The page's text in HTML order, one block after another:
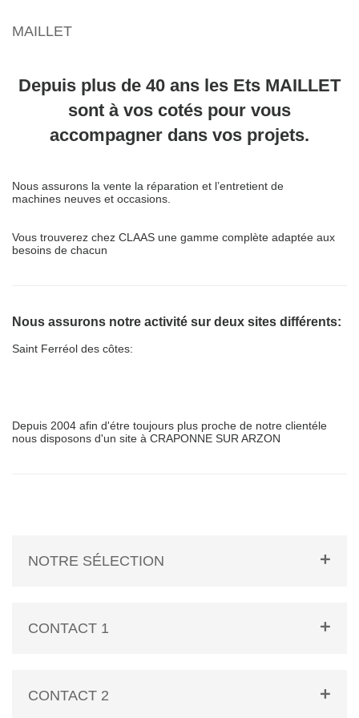
MAILLET
Depuis plus de 40 ans les Ets MAILLET
sont à vos cotés pour vous
accompagner dans vos projets.
Nous assurons la vente la réparation et l’entretient de
machines neuves et occasions.
Vous trouverez chez CLAAS une gamme complète adaptée aux
besoins de chacun
Nous assurons notre activité sur deux sites différents:
Saint Ferréol des côtes:
Depuis 2004 afin d'étre toujours plus proche de notre clientéle
nous disposons d'un site à CRAPONNE SUR ARZON
NOTRE SÉLECTION
CONTACT 1
CONTACT 2